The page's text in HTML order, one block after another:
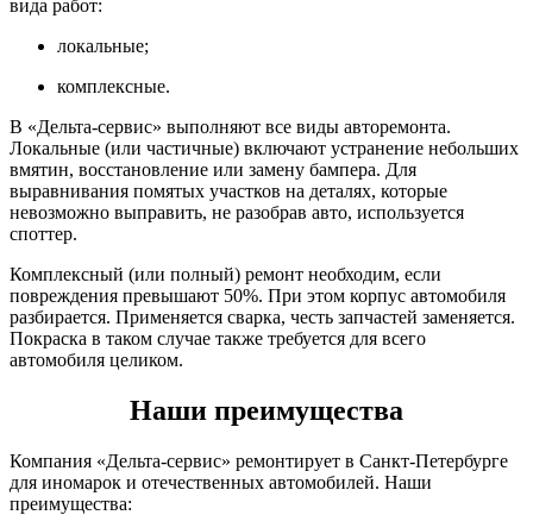
вида работ:
локальные;
комплексные.
В «Дельта-сервис» выполняют все виды авторемонта.
Локальные (или частичные) включают устранение небольших
вмятин, восстановление или замену бампера. Для
выравнивания помятых участков на деталях, которые
невозможно выправить, не разобрав авто, используется
споттер.
Комплексный (или полный) ремонт необходим, если
повреждения превышают 50%. При этом корпус автомобиля
разбирается. Применяется сварка, честь запчастей заменяется.
Покраска в таком случае также требуется для всего
автомобиля целиком.
Наши преимущества
Компания «Дельта-сервис» ремонтирует в Санкт-Петербурге
для иномарок и отечественных автомобилей. Наши
преимущества: